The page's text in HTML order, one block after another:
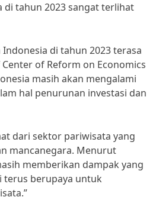
di tahun 2023 sangat terlihat
di tahun 2023 terasa
of Reform on Economics
masih akan mengalami
hal penurunan investasi dan
dari sektor pariwisata yang
mancanegara. Menurut
memberikan dampak yang
terus berupaya untuk